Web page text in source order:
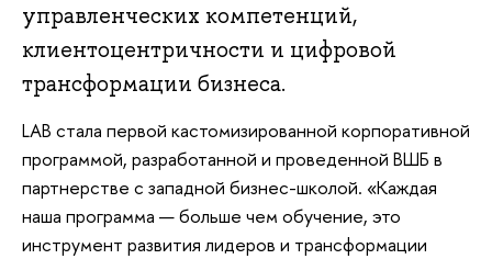
управленческих компетенций,
клиентоцентричности и цифровой
трансформации бизнеса.
LAB стала первой кастомизированной корпоративной
программой, разработанной и проведенной ВШБ в
партнерстве с западной бизнес-школой. «Каждая
наша программа — больше чем обучение, это
инструмент развития лидеров и трансформации